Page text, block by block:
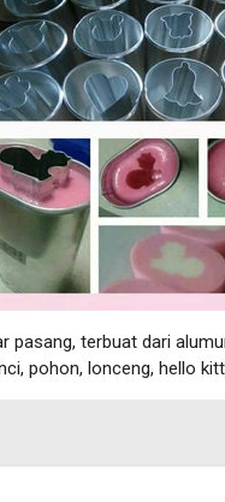
terbuat dari
pohon, lonceng, hello